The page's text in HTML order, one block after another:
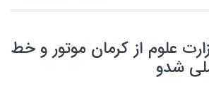
علوم از کرمان موتور و خط
شدو